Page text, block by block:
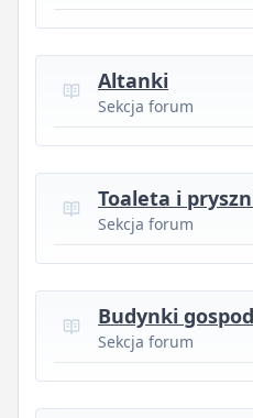
Altanki
Sekcja forum
Toaleta i
Sekcja forum
Budynki
Sekcja forum